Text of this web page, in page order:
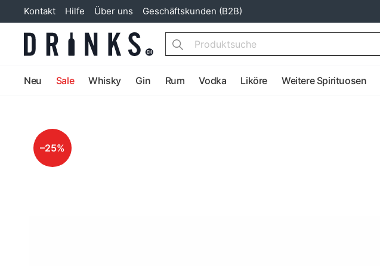
Kontakt Hilfe Über uns Geschäftskunden (B2B)
Search
Neu Sale Whisky Gin Rum Vodka Liköre Weitere Spirituosen
–25%